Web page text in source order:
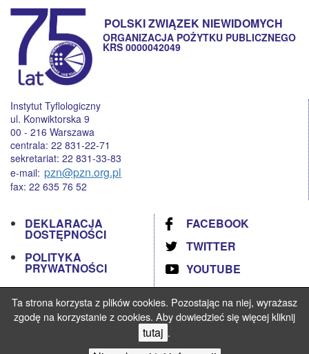
POLSKI ZWIĄZEK NIEWIDOMYCH
ORGANIZACJA POŻYTKU PUBLICZNEGO
KRS 0000042049
Instytut Tyflologiczny
ul. Konwiktorska 9
00 - 216 Warszawa
centrala: 22 831-22-71
sekretariat: 22 831-33-83
e-mail: pzn@pzn.org.pl
fax: 22 635 76 52
DEKLARACJA
DOSTĘPNOŚCI
POLITYKA
PRYWATNOŚCI
RODO
STANDARDY
OCHRONY
FACEBOOK
TWITTER
YOUTUBE
Ta strona korzysta z plików cookies. Pozostając na niej, wyrażasz
zgodę na korzystanie z cookies. Aby dowiedzieć się więcej kliknij
tutaj .